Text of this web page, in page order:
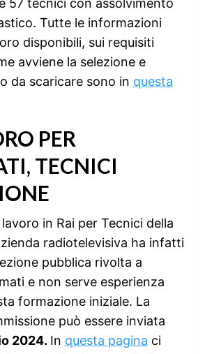
57 tecnici con assolvimento
Tutte le informazioni
disponibili, sui requisiti
avviene la selezione e
da scaricare sono in questa
PER
TECNICI
in Rai per Tecnici della
radiotelevisiva ha infatti
pubblica rivolta a
e non serve esperienza
formazione iniziale. La
può essere inviata
2024. In questa pagina ci